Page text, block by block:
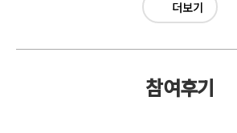
더보기
참여후기